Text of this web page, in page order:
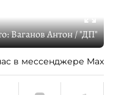
Ваганов Антон / "ДП"
в мессенджере Max